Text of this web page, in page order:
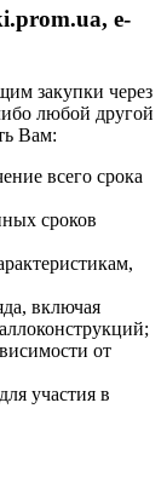
e-
закупки через
любой другой
Вам:
всего срока
сроков
включая
от
участия в